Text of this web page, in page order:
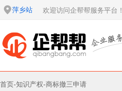
萍乡站 欢迎访问企帮帮服务平台！
首页-知识产权-商标撤三申请